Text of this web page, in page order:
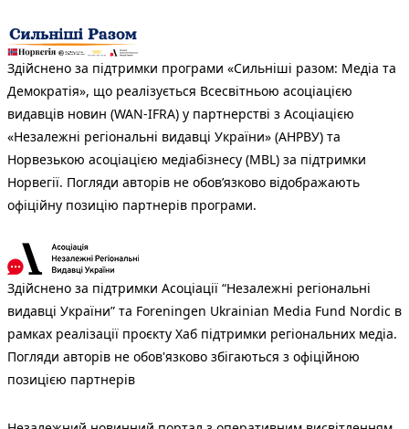
Здійснено за підтримки програми «Сильніші разом: Медіа та
Демократія», що реалізується Всесвітньою асоціацією
видавців новин (WAN-IFRA) у партнерстві з Асоціацією
«Незалежні регіональні видавці України» (АНРВУ) та
Норвезькою асоціацією медіабізнесу (MBL) за підтримки
Норвегії. Погляди авторів не обов’язково відображають
офіційну позицію партнерів програми.
Здійснено за підтримки Асоціації “Незалежні регіональні
видавці України” та Foreningen Ukrainian Media Fund Nordic в
рамках реалізації проєкту Хаб підтримки регіональних медіа.
Погляди авторів не обов'язково збігаються з офіційною
позицією партнерів